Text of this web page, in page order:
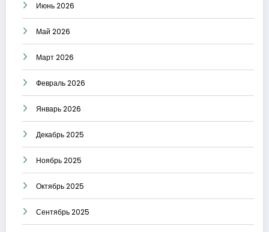
Июнь 2026
Май 2026
Март 2026
Февраль 2026
Январь 2026
Декабрь 2025
Ноябрь 2025
Октябрь 2025
Сентябрь 2025